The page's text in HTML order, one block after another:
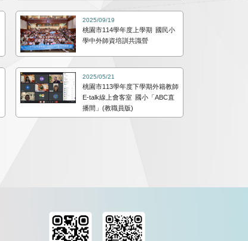
2025/09/19
桃園市114學年度上學期 國民小
學中外師資培訓共識營
2025/05/21
桃園市113學年度下學期外籍教師
E-talk線上會客室 國小「ABC直
播間」(教職員版)